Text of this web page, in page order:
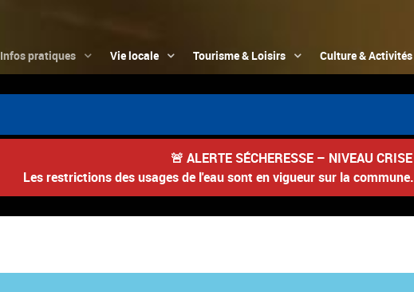
Infos pratiques Vie locale Tourisme & Loisirs Culture & Activités
🚨 ALERTE SÉCHERESSE – NIVEAU CRISE
Les restrictions des usages de l'eau sont en vigueur sur la commune.